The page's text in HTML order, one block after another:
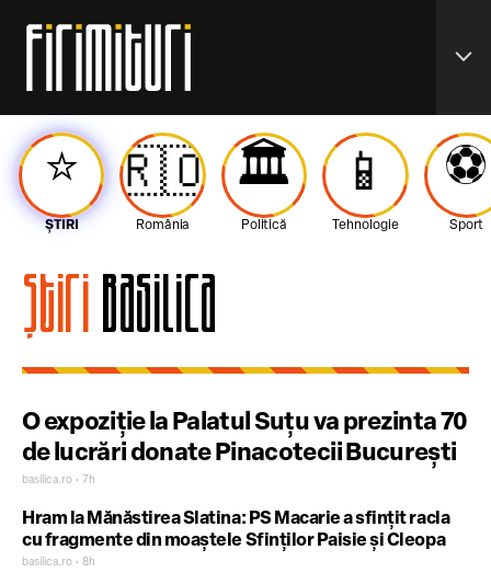
expand_more
⭐️
ȘTIRI
🇷🇴
România
🏛️
Politică
📱
Tehnologie
⚽️
Sport
ȘtiriBasilica
O expoziție la Palatul Suțu va prezinta 70
de lucrări donate Pinacotecii București
basilica.ro • 7h
Hram la Mănăstirea Slatina: PS Macarie a sfințit racla
cu fragmente din moaștele Sfinților Paisie și Cleopa
basilica.ro • 8h